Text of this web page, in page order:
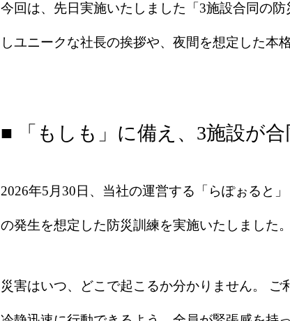
今回は、先日実施いたしました「3施設合同の
しユニークな社長の挨拶や、夜間を想定した本
■ 「もしも」に備え、3施設が合
2026年5月30日、当社の運営する「らぽぉると
の発生を想定した防災訓練を実施いたしました。
災害はいつ、どこで起こるか分かりません。